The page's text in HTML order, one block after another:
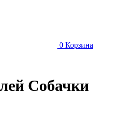
0 Корзина
Собачки